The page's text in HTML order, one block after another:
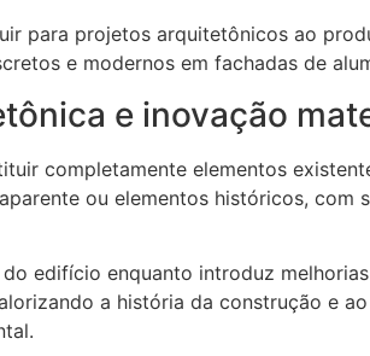
para projetos arquitetônicos ao
e modernos em fachadas de
e inovação
completamente elementos
ou elementos históricos, com
edifício enquanto introduz
a história da construção e